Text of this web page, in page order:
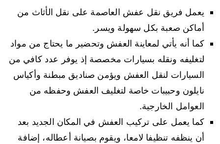
يعمل فريق نقل عفش العاصمة على نقل الأثاث من
أماكن صعبة بكل سهولة ويسر.
كما أنه يأتي لمعاينة العفش وتحضير ما يحتاج من مواد
لتغليفه ونقله بسيارات مخصصة إذ يوفر عدد كافي من
السيارات لنقل العفش ويؤمن صناديق مبطنة وأكياس
نايلون وحبيبات خاصة لتغليف العفش وحفظه من
العوامل الخارجية.
كما يعمل على تركيب العفش في المكان الجديد بعد
أن ينظفه تنظيفا لامعا، ويقوم بصيانة أعطاله، إضافة